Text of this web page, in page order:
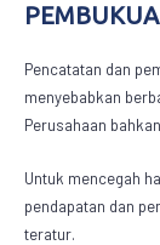
Pencatatan dan
menyebabkan
Perusahaan
Untuk mencegah
pendapatan dan
teratur.